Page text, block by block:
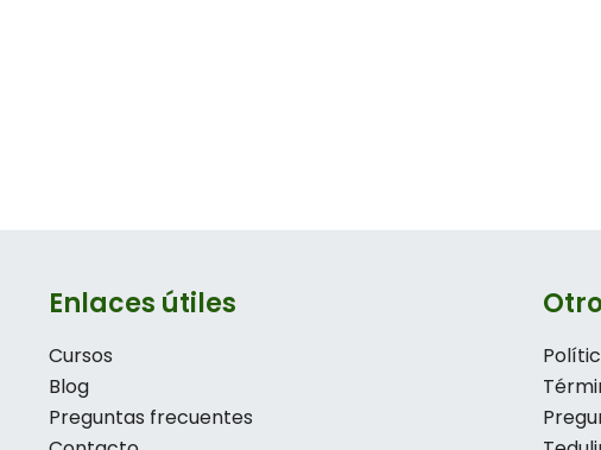
Enlaces útiles
Cursos
Blog
Preguntas frecuentes